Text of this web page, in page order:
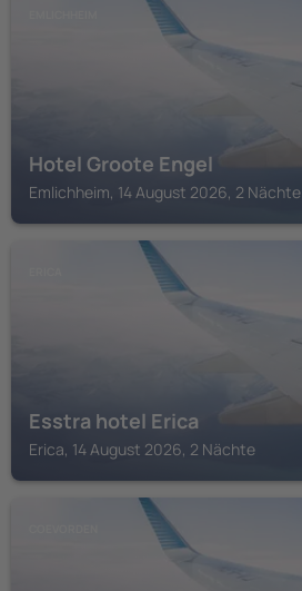
Hotel Groote Engel
Emlichheim, 14 August 2026, 2 Nächte
Esstra hotel Erica
Erica, 14 August 2026, 2 Nächte